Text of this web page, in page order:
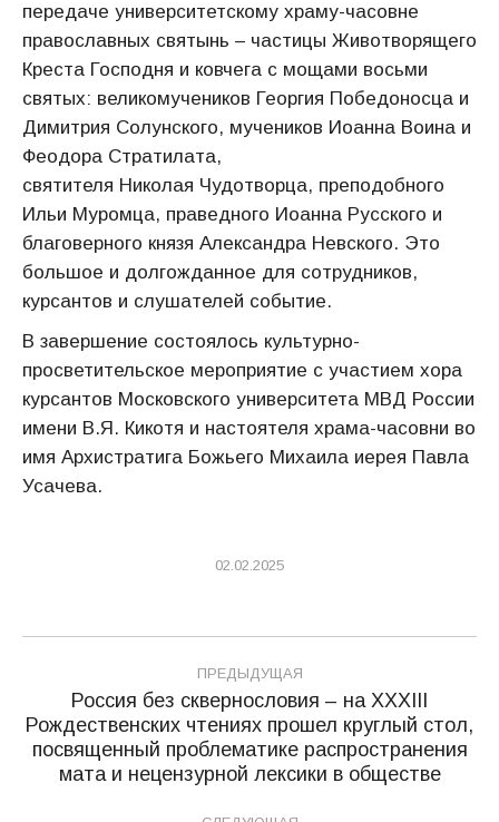
передаче университетскому храму-часовне
православных святынь – частицы Животворящего
Креста Господня и ковчега с мощами восьми
святых: великомучеников Георгия Победоносца и
Димитрия Солунского, мучеников Иоанна Воина и
Феодора Стратилата,
святителя Николая Чудотворца, преподобного
Ильи Муромца, праведного Иоанна Русского и
благоверного князя Александра Невского. Это
большое и долгожданное для сотрудников,
курсантов и слушателей событие.
В завершение состоялось культурно-
просветительское мероприятие с участием хора
курсантов Московского университета МВД России
имени В.Я. Кикотя и настоятеля храма-часовни во
имя Архистратига Божьего Михаила иерея Павла
Усачева.
02.02.2025
Навигация
записям
ПРЕДЫДУЩАЯ
Предыдущая
запись:
Россия без сквернословия – на XXХIII
Рождественских чтениях прошел круглый стол,
посвященный проблематике распространения
мата и нецензурной лексики в обществе